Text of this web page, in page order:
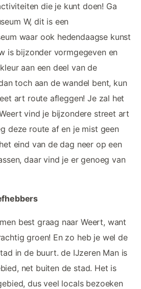
die je kunt doen! Ga
W, dit is een
waar ook hedendaagse kunst
is bijzonder vormgegeven en
aan een deel van de
toch aan de wandel bent, kun
art route afleggen! Je zal het
vind je bijzondere street art
deze route af en je mist geen
eind van de dag neer op een
daar vind je er genoeg van
best graag naar Weert, want
groen! En zo heb je wel de
in de buurt. de IJzeren Man is
net buiten de stad. Het is
dus veel locals bezoeken